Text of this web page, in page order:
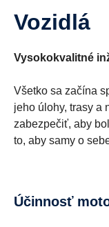
Vozidlá
Vysokokvalitné
Všetko sa začína
jeho úlohy, trasy a
zabezpečiť, aby
to, aby samy o
Účinnosť